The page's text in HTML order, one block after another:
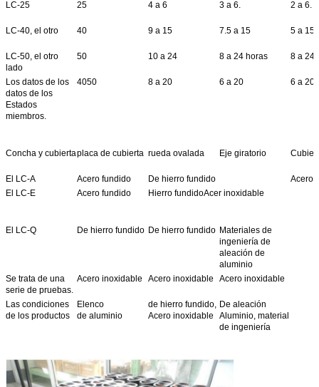
LC-25 25 4 a 6 3 a 6. 2 a 6.
LC-40, el otro 40 9 a 15 7.5 a 15 5 a 15
LC-50, el otro
lado
50 10 a 24 8 a 24 horas 8 a 24
Los datos de los
datos de los
Estados
miembros.
4050 8 a 20 6 a 20 6 a 20
de seguridad.
El LC-100
100 67 a 100
34 a
El LC-150
150 38 a 120 38 a 120
LC-250 y
0.5
"gal/h" podría ser ordenado especialmente.
Concha y cubiertaplaca de cubierta rueda ovalada Eje giratorio
El LC-A Acero fundido De hierro fundido
Acero
El LC-E
Acero fundido Hierro fundidoAcer inoxidable
El LC-Q De hierro fundido De hierro fundido Materiales de
ingeniería de
aleación de
aluminio
Se trata de una
serie de pruebas.
Acero inoxidable Acero inoxidable Acero inoxidable
Las condiciones
de los productos
Elenco
de aluminio
de hierro fundido,
Acero inoxidable
De aleación
Aluminio, material
de ingeniería
2La brida es convexa a menos de 2,5 MPa y la rugosidad a 6,3 MPa, y ambas a